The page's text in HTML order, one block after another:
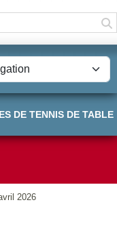
DE TENNIS DE TABLE
2026